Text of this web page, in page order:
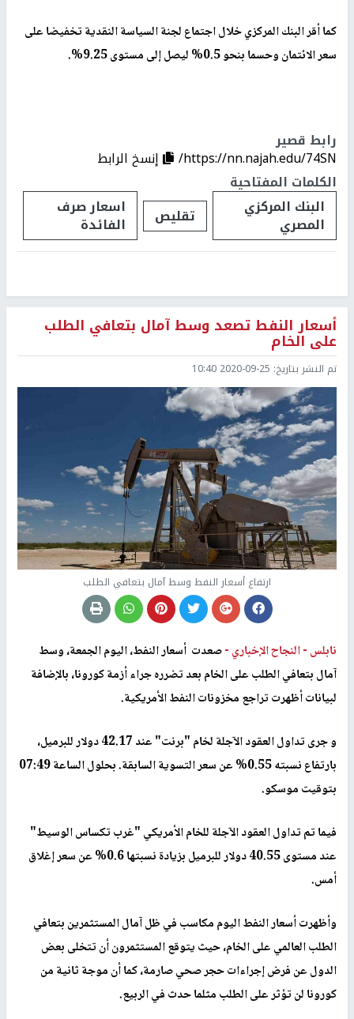
كما أقر البنك المركزي خلال اجتماع لجنة السياسة النقدية تخفيضا على
سعر الائتمان وحسما بنحو 0.5% ليصل إلى مستوى 9.25%.
رابط قصير
https://nn.najah.edu/74SN/
إنسخ الرابط
الكلمات المفتاحية
البنك المركزي
المصري تقليص اسعار صرف
الفائدة
أسعار النفط تصعد وسط آمال بتعافي الطلب
على الخام
تم النشر بتاريخ: 2020-09-25 10:40
ارتفاع أسعار النفط وسط آمال بتعافي الطلب
نابلس -النجاح الإخباري -صعدت أسعار النفط، اليوم الجمعة، وسط
آمال بتعافي الطلب على الخام بعد تضرره جراء أزمة كورونا، بالإضافة
لبيانات أظهرت تراجع مخزونات النفط الأمريكية.
و جرى تداول العقود الآجلة لخام "برنت" عند 42.17 دولار للبرميل،
بارتفاع نسبته 0.55% عن سعر التسوية السابقة. بحلول الساعة 07:49
بتوقيت موسكو.
فيما تم تداول العقود الآجلة للخام الأمريكي "غرب تكساس الوسيط"
عند مستوى 40.55 دولار للبرميل بزيادة نسبتها 0.6% عن سعر إغلاق
أمس.
وأظهرت أسعار النفط اليوم مكاسب في ظل آمال المستثمرين بتعافي
الطلب العالمي على الخام، حيث يتوقع المستثمرون أن تتخلى بعض
الدول عن فرض إجراءات حجر صحي صارمة، كما أن موجة ثانية من
كورونا لن تؤثر على الطلب مثلما حدث في الربيع.